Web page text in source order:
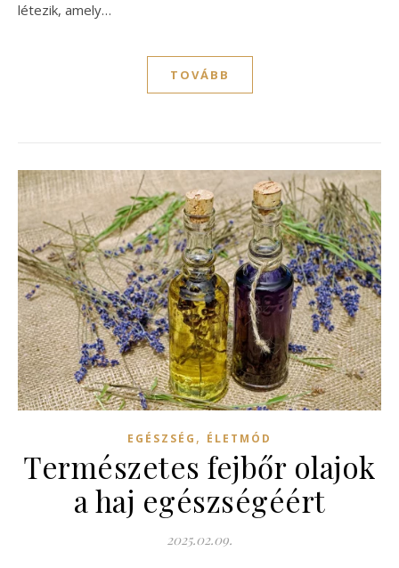
létezik, amely…
TOVÁBB
EGÉSZSÉG , ÉLETMÓD
Természetes fejbőr olajok
a haj egészségéért
2025.02.09.